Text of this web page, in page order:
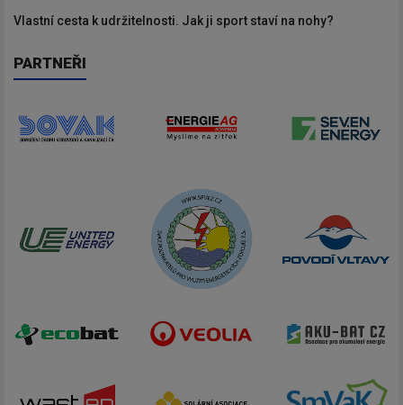
Vlastní cesta k udržitelnosti. Jak ji sport staví na nohy?
PARTNEŘI